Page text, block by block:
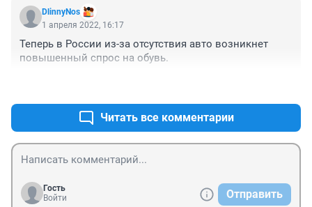
DlinnyNos
1 апреля 2022, 16:17
Теперь в России из-за отсутствия авто возникнет
повышенный спрос на обувь.
Читать все комментарии
Гость
Войти
Отправить